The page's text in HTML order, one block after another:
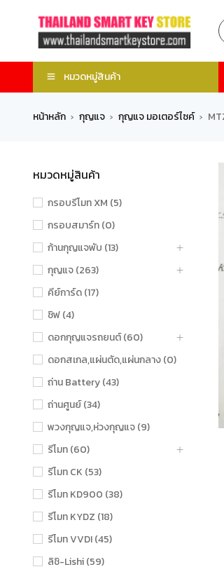
หมวดหมู่สินค้า
หน้าหลัก › กุญแจ › กุญแจ มอเตอร์ไซค์ ›
หมวดหมู่สินค้า
กรอบรีโมท XM (5)
กรอบสมาร์ท (0)
ก้านกุญแจพับ (13)
กุญแจ (263)
คีย์การ์ด (17)
ชิฟ (4)
ดอกกุญแจรถยนต์ (60)
ดอกสเกล,แผ่นตัด,แผ่นกลาง (0)
ถ่าน Battery (43)
ถ่านศูนย์ (34)
พวงกุญแจ,ห่วงกุญแจ (9)
รีโมท (60)
รีโมท CK (53)
รีโมท KD900 (38)
รีโมท KYDZ (18)
รีโมท VVDI (45)
ลิชิ-Lishi (59)